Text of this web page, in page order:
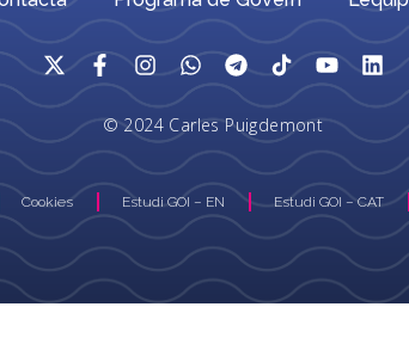
© 2024 Carles Puigdemont
Cookies Estudi GOI – EN Estudi GOI – CAT